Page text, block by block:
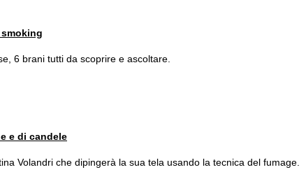
6 brani tutti da scoprire e ascoltare.
e di candele
Volandri che dipingerà la sua tela usando la tecnica del fumage.